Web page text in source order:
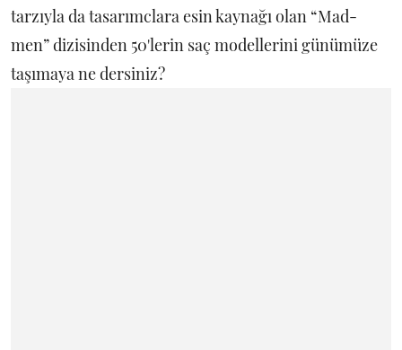
tarzıyla da tasarımclara esin kaynağı olan “Mad-
men” dizisinden 50'lerin saç modellerini günümüze
taşımaya ne dersiniz?